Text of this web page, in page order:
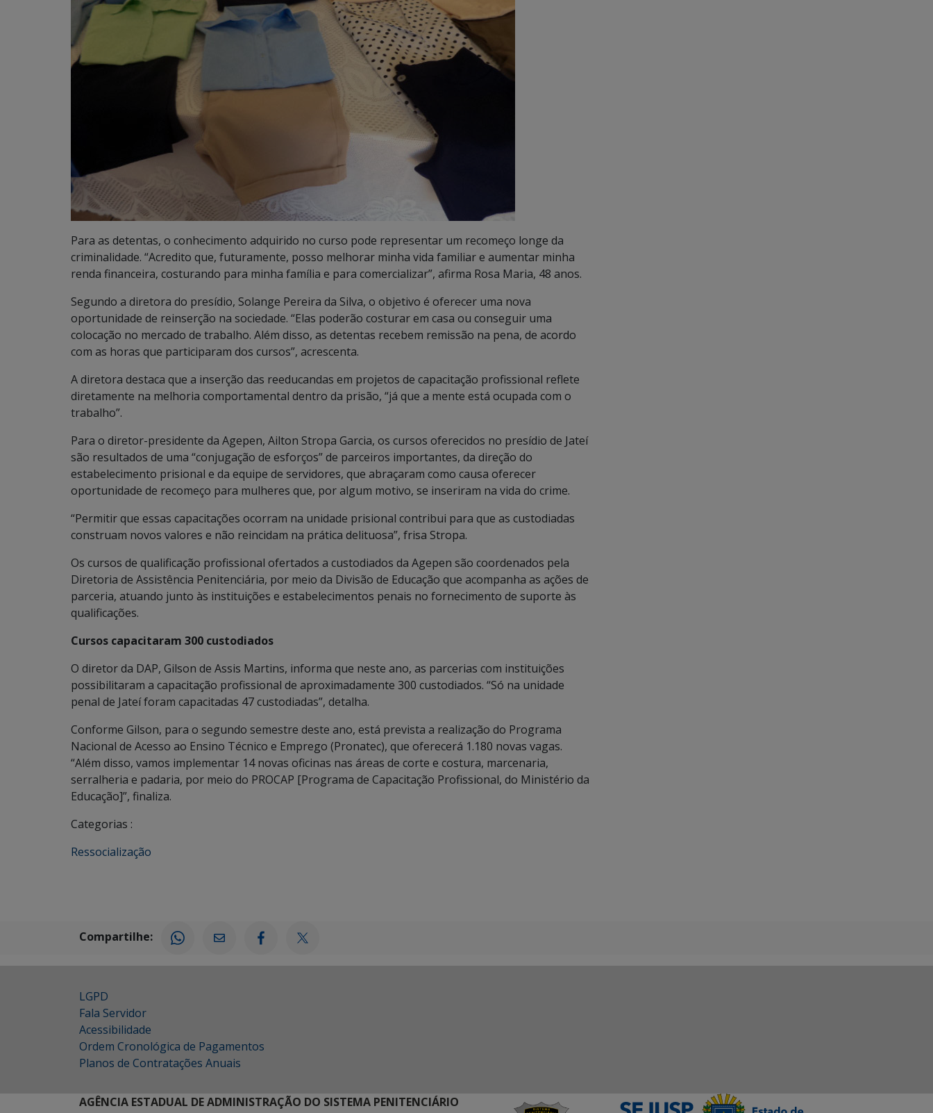
Para as detentas, o conhecimento adquirido no curso pode representar um recomeço longe da
criminalidade. “Acredito que, futuramente, posso melhorar minha vida familiar e aumentar minha
renda financeira, costurando para minha família e para comercializar”, afirma Rosa Maria, 48 anos.
Segundo a diretora do presídio, Solange Pereira da Silva, o objetivo é oferecer uma nova
oportunidade de reinserção na sociedade. “Elas poderão costurar em casa ou conseguir uma
colocação no mercado de trabalho. Além disso, as detentas recebem remissão na pena, de acordo
com as horas que participaram dos cursos”, acrescenta.
A diretora destaca que a inserção das reeducandas em projetos de capacitação profissional reflete
diretamente na melhoria comportamental dentro da prisão, “já que a mente está ocupada com o
trabalho”.
Para o diretor-presidente da Agepen, Ailton Stropa Garcia, os cursos oferecidos no presídio de Jateí
são resultados de uma “conjugação de esforços” de parceiros importantes, da direção do
estabelecimento prisional e da equipe de servidores, que abraçaram como causa oferecer
oportunidade de recomeço para mulheres que, por algum motivo, se inseriram na vida do crime.
“Permitir que essas capacitações ocorram na unidade prisional contribui para que as custodiadas
construam novos valores e não reincidam na prática delituosa”, frisa Stropa.
Os cursos de qualificação profissional ofertados a custodiados da Agepen são coordenados pela
Diretoria de Assistência Penitenciária, por meio da Divisão de Educação que acompanha as ações de
parceria, atuando junto às instituições e estabelecimentos penais no fornecimento de suporte às
qualificações.
Cursos capacitaram 300 custodiados
O diretor da DAP, Gilson de Assis Martins, informa que neste ano, as parcerias com instituições
possibilitaram a capacitação profissional de aproximadamente 300 custodiados. “Só na unidade
penal de Jateí foram capacitadas 47 custodiadas”, detalha.
Conforme Gilson, para o segundo semestre deste ano, está prevista a realização do Programa
Nacional de Acesso ao Ensino Técnico e Emprego (Pronatec), que oferecerá 1.180 novas vagas.
“Além disso, vamos implementar 14 novas oficinas nas áreas de corte e costura, marcenaria,
serralheria e padaria, por meio do PROCAP [Programa de Capacitação Profissional, do Ministério da
Educação]”, finaliza.
Categorias :
Ressocialização
Compartilhe:
LGPD
Fala Servidor
Acessibilidade
Ordem Cronológica de Pagamentos
Planos de Contratações Anuais
AGÊNCIA ESTADUAL DE ADMINISTRAÇÃO DO SISTEMA PENITENCIÁRIO